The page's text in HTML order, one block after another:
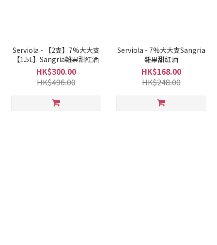
Serviola - 【2支】7%大大支
【1.5L】Sangria雜果甜紅酒
HK$300.00
HK$496.00
Serviola - 7%大大支Sangria
雜果甜紅酒
HK$168.00
HK$248.00